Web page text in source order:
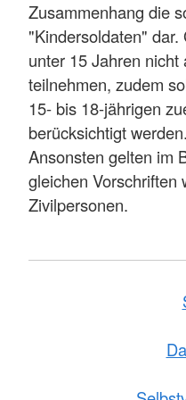
Zusammenhang die
"Kindersoldaten"
unter 15 Jahren
teilnehmen, zudem
15- bis 18-jährigen
berücksichtigt
Ansonsten gelten im
gleichen Vorschriften
Zivilpersonen.